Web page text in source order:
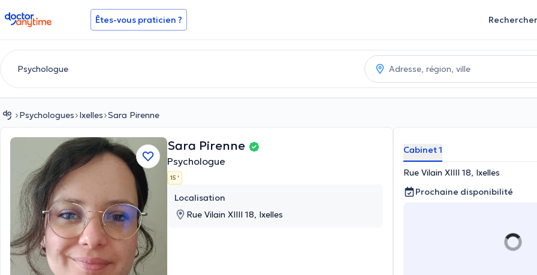
doctoranytime Êtes-vous praticien ? Rechercher
Psychologues Ixelles Sara Pirenne
Sara Pirenne
Psychologue
15 '
Localisation
Rue Vilain XIIII 18, Ixelles
Cabinet 1
Rue Vilain XIIII 18, Ixelles
Prochaine disponibilité